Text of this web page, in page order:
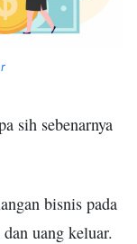
sih sebenarnya
bisnis pada
uang keluar.